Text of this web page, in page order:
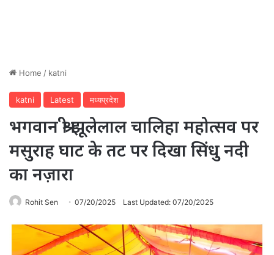
Home / katni
katni Latest मध्यप्रदेश
भगवान श्री झूलेलाल चालिहा महोत्सव पर
मसुराह घाट के तट पर दिखा सिंधु नदी
का नज़ारा
Rohit Sen 07/20/2025 Last Updated: 07/20/2025